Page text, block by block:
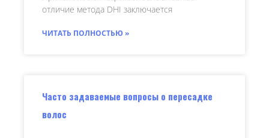
отличие метода DHI заключается
ЧИТАТЬ ПОЛНОСТЬЮ »
Часто задаваемые вопросы о пересадке
волос